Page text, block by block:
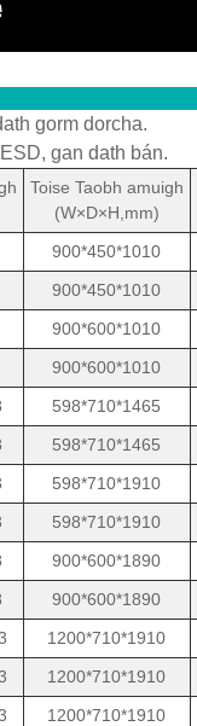
gorm dorcha.
gan dath bán.
Toise Taobh amuigh
(W×D×H,mm)
900*450*1010
900*450*1010
900*600*1010
900*600*1010
598*710*1465
598*710*1465
598*710*1910
598*710*1910
900*600*1890
900*600*1890
1200*710*1910
1200*710*1910
1200*710*1910